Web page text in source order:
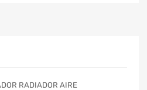
RADIADOR AIRE